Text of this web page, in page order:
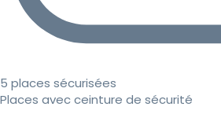
5 places sécurisées
Places avec ceinture de sécurité